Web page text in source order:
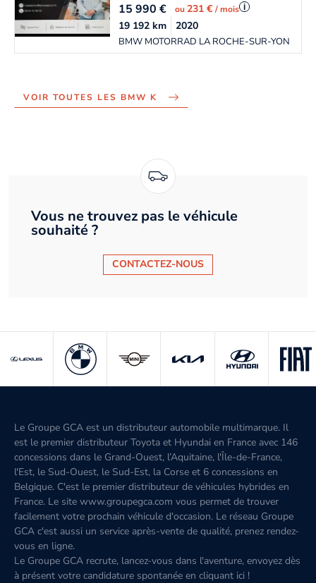
15 990€ ou231 €/ mois i
BMW MOTORRAD LA ROCHE-SUR-YON
19 192km 2020
VOIR TOUTES LES BMW K
Vous ne trouvez pas le véhicule
souhaité ?
CONTACTEZ-NOUS
Le Groupe GCA est un distributeur automobile multimarque. Il
est le premier distributeur Toyota et Hyundai en France avec 146
concessions dans le Grand-Ouest, l’Aquitaine, l'Île-de-France,
l'Est, le Sud-Ouest, le Sud-Est, la Corse et 6 concessions en
Belgique. C'est le premier distributeur de véhicules hybrides en
France. Le site www.groupegca.com vous permet de trouver
facilement votre prochain véhicule d'occasion. Le réseau Groupe
GCA c'est aussi un service après-vente de qualité, prenez rendez-
vous en ligne.
Le Groupe GCA recrute, lancez-vous dans l'aventure, envoyez dès
à présent votre candidature spontanée en cliquant ici !